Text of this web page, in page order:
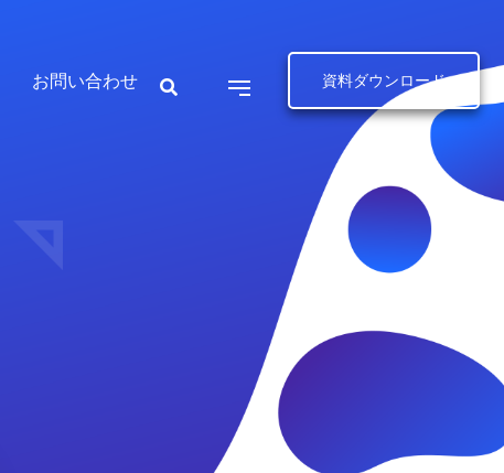
お問い合わせ 資料ダウンロード